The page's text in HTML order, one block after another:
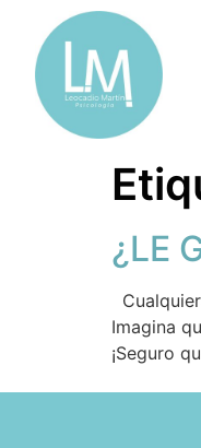
¿LE
Imagina
¡Seguro